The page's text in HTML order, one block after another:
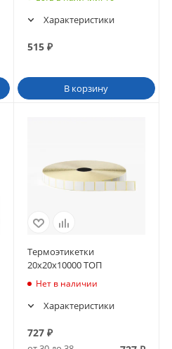
Характеристики
515₽
В корзину
Термоэтикетки
20х20х10000 ТОП
Нет в наличии
Характеристики
727₽